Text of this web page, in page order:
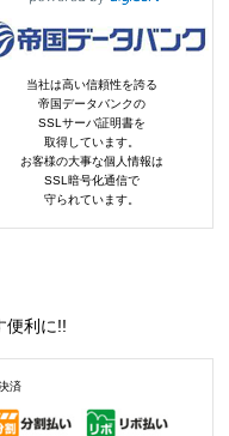
当社は高い信頼性を誇る
帝国データバンクの
SSLサーバ証明書を
取得しています。
お客様の大事な個人情報は
SSL暗号化通信で
守られています。
便利に!!
済